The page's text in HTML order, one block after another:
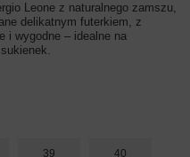
Leone z naturalnego zamszu,
delikatnym futerkiem, z
i wygodne – idealne na
39 40